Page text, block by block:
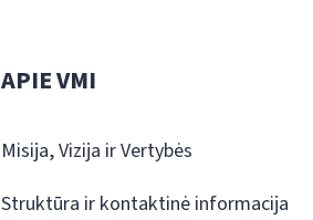
APIE VMI
Misija, Vizija ir Vertybės
Struktūra ir kontaktinė informacija